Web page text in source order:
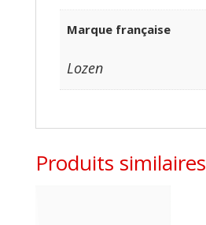
Marque française
Lozen
Produits similaires